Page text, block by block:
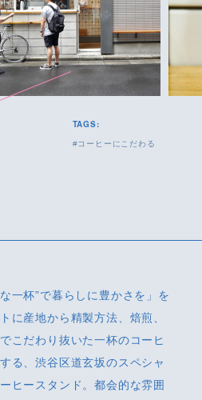
TAGS:
コーヒーにこだわる
一杯”で暮らしに豊かさを」を
に産地から精製方法、焙煎、
こだわり抜いた一杯のコーヒ
る、渋谷区道玄坂のスペシャ
ヒースタンド。都会的な雰囲